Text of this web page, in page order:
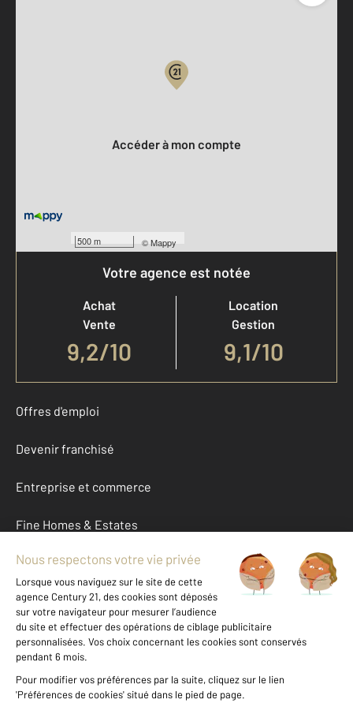
500 m ©Mappy
Accéder à mon compte
Votre agence est notée
Achat
Vente
9,2/10
Location
Gestion
9,1/10
Offres d'emploi
Devenir franchisé
Entreprise et commerce
Fine Homes & Estates
À propos
International
Nous contacter